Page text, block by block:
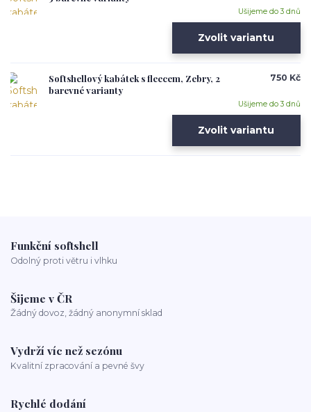
Ušijeme do 3 dnů
Zvolit variantu
Softshellový kabátek s fleecem, Zebry, 2
barevné varianty
750 Kč
Ušijeme do 3 dnů
Zvolit variantu
Funkční softshell
Odolný proti větru i vlhku
Šijeme v ČR
Žádný dovoz, žádný anonymní sklad
Vydrží víc než sezónu
Kvalitní zpracování a pevné švy
Rychlé dodání